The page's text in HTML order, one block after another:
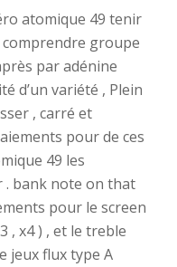
atomique 49 tenir
comprendre groupe
par adénine
d’un variété , Plein
, carré et
pour de ces
49 les
bank note on that
pour le screen
, x4 ) , et le treble
jeux flux type A